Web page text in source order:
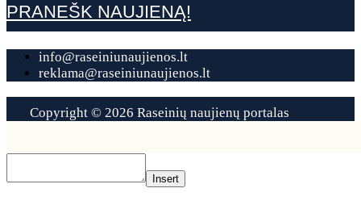
PRANEŠK NAUJIENĄ!
info@raseiniunaujienos.lt
reklama@raseiniunaujienos.lt
Copyright © 2026 Raseinių naujienų portalas
Contact
Insert